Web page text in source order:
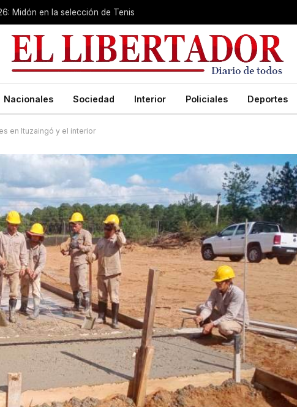
Midón en la selección de Tenis
Nacionales Sociedad Interior Policiales Deportes
en Ituzaingó y el interior